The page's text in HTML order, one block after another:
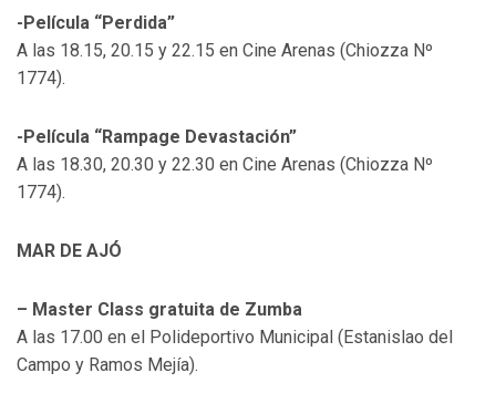
-Película “Perdida”
A las 18.15, 20.15 y 22.15 en Cine Arenas (Chiozza Nº
1774).
-Película “Rampage Devastación”
A las 18.30, 20.30 y 22.30 en Cine Arenas (Chiozza Nº
1774).
MAR DE AJÓ
– Master Class gratuita de Zumba
A las 17.00 en el Polideportivo Municipal (Estanislao del
Campo y Ramos Mejía).